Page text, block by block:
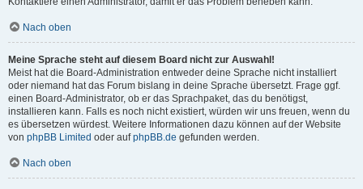
Nach oben
Meine Sprache steht auf diesem Board nicht zur Auswahl!
Meist hat die Board-Administration entweder deine Sprache nicht installiert
oder niemand hat das Forum bislang in deine Sprache übersetzt. Frage ggf.
einen Board-Administrator, ob er das Sprachpaket, das du benötigst,
installieren kann. Falls es noch nicht existiert, würden wir uns freuen, wenn du
es übersetzen würdest. Weitere Informationen dazu können auf der Website
von phpBB Limited oder aufphpBB.de gefunden werden.
Nach oben